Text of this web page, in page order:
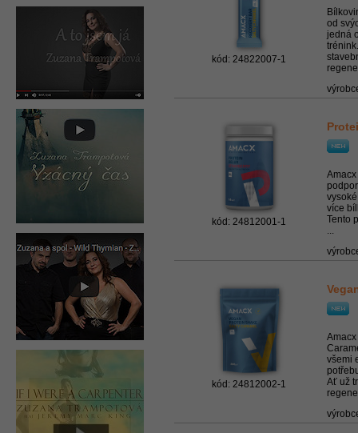
kód: 24822007-1
od
jedná
kód: 24812001-1
více
Tento
...
kód: 24812002-1
všemi
Ať už